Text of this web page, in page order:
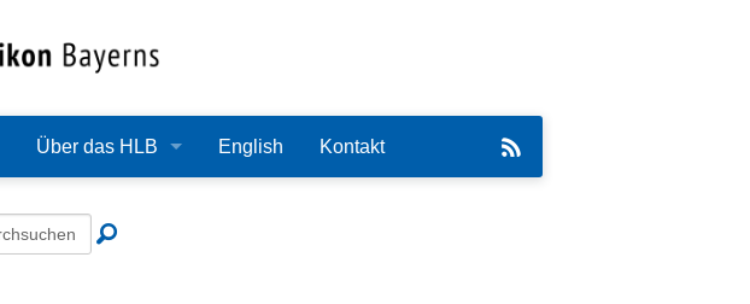
Über das HLB
Redaktion
English Kontakt